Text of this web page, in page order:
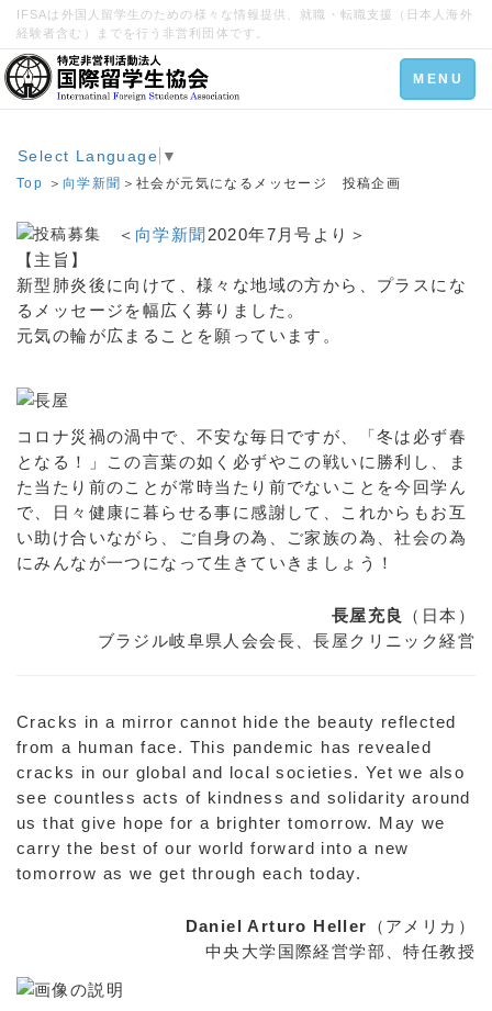
IFSAは外国人留学生のための様々な情報提供、就職・転職支援（日本人海外
経験者含む）までを行う非営利団体です。
Toggle
navigation
MENU
Select Language ▼
Top ＞向学新聞 ＞社会が元気になるメッセージ 投稿企画
＜ 向学新聞 2020年7月号より＞
【主旨】
新型肺炎後に向けて、様々な地域の方から、プラスにな
るメッセージを幅広く募りました。
元気の輪が広まることを願っています。
コロナ災禍の渦中で、不安な毎日ですが、「冬は必ず春
となる！」この言葉の如く必ずやこの戦いに勝利し、ま
た当たり前のことが常時当たり前でないことを今回学ん
で、日々健康に暮らせる事に感謝して、これからもお互
い助け合いながら、ご自身の為、ご家族の為、社会の為
にみんなが一つになって生きていきましょう！
長屋充良
（日本）
ブラジル岐阜県人会会長、長屋クリニック経営
Cracks in a mirror cannot hide the beauty reflected
from a human face. This pandemic has revealed
cracks in our global and local societies. Yet we also
see countless acts of kindness and solidarity around
us that give hope for a brighter tomorrow. May we
carry the best of our world forward into a new
tomorrow as we get through each today.
Daniel Arturo Heller （アメリカ）
中央大学国際経営学部、特任教授